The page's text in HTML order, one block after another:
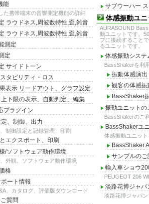
能
た携帯端末の音響測定機能の詳細
ラウドネス,周波数特性,歪,雑音
ラウドネス,周波数特性,歪,雑音
測定
定
サイドトーン
タビリティ・ロス
表示 リードアウト、グラフ設定
下限の表示、自動判定、編集
プラグイン
、制御、出力
制御設定と記録管理、印刷
エクスポート、印刷
/ソフトウェア動作環境
外観、ソフトウェア動作環境
格
ート情報
、カタログ、評価版ダウンロード
質問
サブウーハー
体感振動ユ
AURASOUND
動ユニットです。
プに接続すること
るユニットです。
体感振動システ
BassShakerを利
振動体感演出
観客の体感振
BassShaker
振動ユニットの
BassShakerのご
BassShakerユ
体感振動ユニッ
BassShaker
サンプルの
輸入車ショウ
PEUGEOT 206
淡路花博ジャ
淡路花博ジャパ